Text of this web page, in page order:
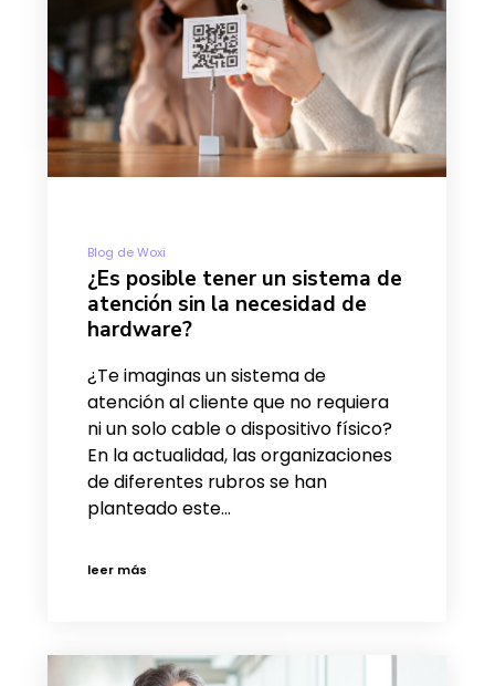
Blog de Woxi
¿Es posible tener un sistema de
atención sin la necesidad de
hardware?
¿Te imaginas un sistema de
atención al cliente que no requiera
ni un solo cable o dispositivo físico?
En la actualidad, las organizaciones
de diferentes rubros se han
planteado este…
leer más